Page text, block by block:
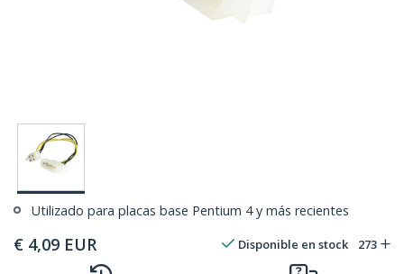
Utilizado para placas base Pentium 4 y más recientes
€ 4,09 EUR Disponible en stock 273